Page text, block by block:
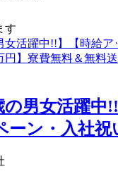
す
の男女活躍中
ーン・入社祝